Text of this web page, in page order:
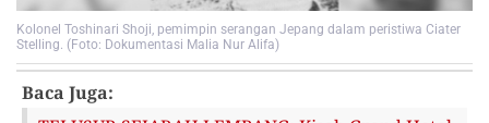
Kolonel Toshinari Shoji, pemimpin serangan Jepang dalam peristiwa Ciater
Stelling. (Foto: Dokumentasi Malia Nur Alifa)
Baca Juga: